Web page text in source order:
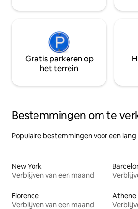
Gratis parkeren op
het terrein
Bestemmingen om te
Populaire bestemmingen voor een
New York
Verblijven van een maand
Florence
Verblijven van een maand
Athene